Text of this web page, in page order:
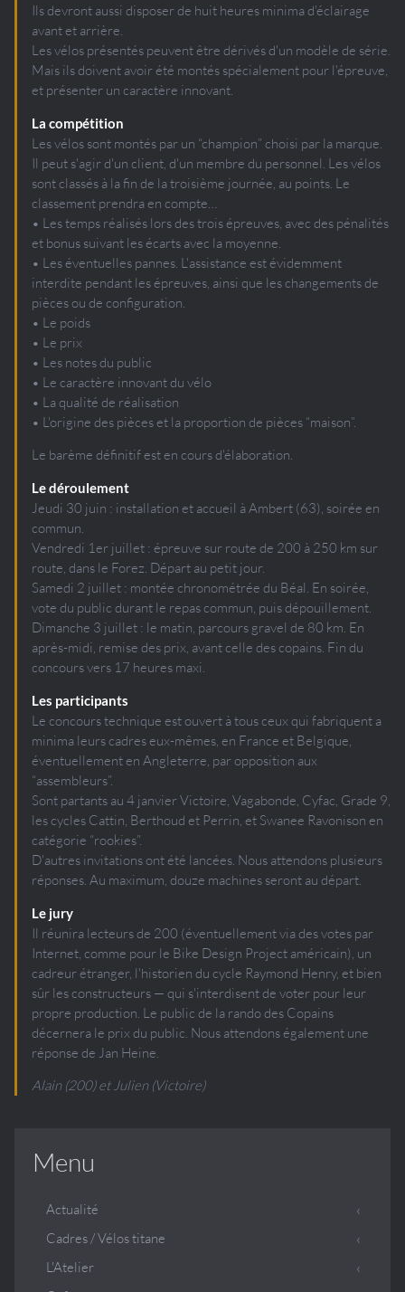
Ils devront aussi disposer de huit heures minima d'éclairage
avant et arrière.
Les vélos présentés peuvent être dérivés d'un modèle de série.
Mais ils doivent avoir été montés spécialement pour l'épreuve,
et présenter un caractère innovant.
La compétition
Les vélos sont montés par un “champion” choisi par la marque.
Il peut s'agir d'un client, d'un membre du personnel. Les vélos
sont classés à la fin de la troisième journée, au points. Le
classement prendra en compte…
• Les temps réalisés lors des trois épreuves, avec des pénalités
et bonus suivant les écarts avec la moyenne.
• Les éventuelles pannes. L'assistance est évidemment
interdite pendant les épreuves, ainsi que les changements de
pièces ou de configuration.
• Le poids
• Le prix
• Les notes du public
• Le caractère innovant du vélo
• La qualité de réalisation
• L'origine des pièces et la proportion de pièces “maison”.
Le barème définitif est en cours d'élaboration.
Le déroulement
Jeudi 30 juin : installation et accueil à Ambert (63), soirée en
commun.
Vendredi 1er juillet : épreuve sur route de 200 à 250 km sur
route, dans le Forez. Départ au petit jour.
Samedi 2 juillet : montée chronométrée du Béal. En soirée,
vote du public durant le repas commun, puis dépouillement.
Dimanche 3 juillet : le matin, parcours gravel de 80 km. En
après-midi, remise des prix, avant celle des copains. Fin du
concours vers 17 heures maxi.
Les participants
Le concours technique est ouvert à tous ceux qui fabriquent a
minima leurs cadres eux-mêmes, en France et Belgique,
éventuellement en Angleterre, par opposition aux
“assembleurs”.
Sont partants au 4 janvier Victoire, Vagabonde, Cyfac, Grade 9,
les cycles Cattin, Berthoud et Perrin, et Swanee Ravonison en
catégorie “rookies”.
D'autres invitations ont été lancées. Nous attendons plusieurs
réponses. Au maximum, douze machines seront au départ.
Le jury
Il réunira lecteurs de 200 (éventuellement via des votes par
Internet, comme pour le Bike Design Project américain), un
cadreur étranger, l'historien du cycle Raymond Henry, et bien
sûr les constructeurs — qui s'interdisent de voter pour leur
propre production. Le public de la rando des Copains
décernera le prix du public. Nous attendons également une
réponse de Jan Heine.
Alain (200) et Julien (Victoire)
Menu
Actualité
Cadres / Vélos titane
L'Atelier